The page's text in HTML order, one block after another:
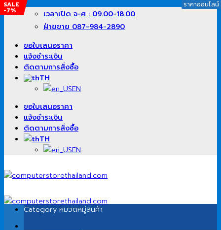
ข้าม
เนื้อหา
เวลาเปิด จ-ศ : 09.00-18.00
ฝ่ายขาย 087-984-2890
ขอใบเสนอราคา
แจ้งชำระเงิน
ติดตามการสั่งซื้อ
TH
EN
ขอใบเสนอราคา
แจ้งชำระเงิน
ติดตามการสั่งซื้อ
TH
EN
Category หมวดหมู่สินค้า
ราคาออนไลน์
SALE
-7%
ราคาออนไลน์
ราคาออนไลน์
SALE
-14%
ราคาออนไลน์
SALE
-27%